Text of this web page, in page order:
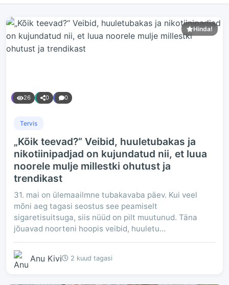
Hinda!
26 0 0
Tervis
„Kõik teevad?“ Veibid, huuletubakas ja
nikotiinipadjad on kujundatud nii, et luua
noorele mulje millestki ohutust ja
trendikast
31. mai on ülemaailmne tubakavaba päev. Kui veel
mõni aeg tagasi seostus see peamiselt
sigaretisuitsuga, siis nüüd on pilt muutunud. Täna
jõuavad noorteni hoopis veibid, huuletu...
Anu Kivi 2 kuud tagasi